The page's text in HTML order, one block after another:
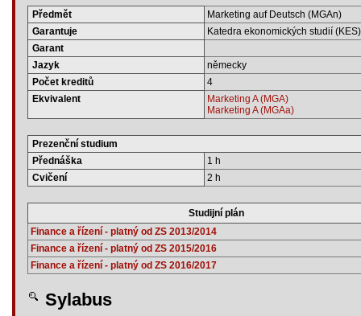
Předmět
Marketing auf Deutsch (MGAn)
Garantuje
Katedra ekonomických studií (KES)
Garant
Jazyk
německy
Počet kreditů
4
Ekvivalent
Marketing A (MGA)
Marketing A (MGAa)
Prezenční studium
Přednáška
1 h
Cvičení
2 h
Studijní plán
Finance a řízení - platný od ZS 2013/2014
Finance a řízení - platný od ZS 2015/2016
Finance a řízení - platný od ZS 2016/2017
Sylabus